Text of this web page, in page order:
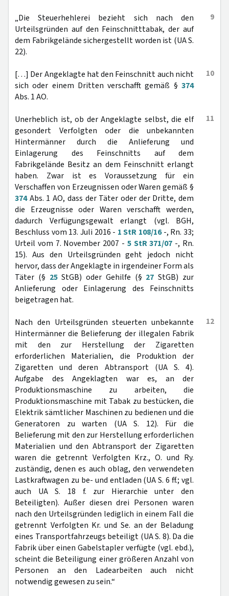
9
„Die Steuerhehlerei bezieht sich nach den
Urteilsgründen auf den Feinschnitttabak, der auf
dem Fabrikgelände sichergestellt worden ist (UA S.
22).
10
[…] Der Angeklagte hat den Feinschnitt auch nicht
sich oder einem Dritten verschafft gemäß § 374
Abs. 1 AO.
11
Unerheblich ist, ob der Angeklagte selbst, die elf
gesondert Verfolgten oder die unbekannten
Hintermänner durch die Anlieferung und
Einlagerung des Feinschnitts auf dem
Fabrikgelände Besitz an dem Feinschnitt erlangt
haben. Zwar ist es Voraussetzung für ein
Verschaffen von Erzeugnissen oder Waren gemäß §
374Abs. 1 AO, dass der Täter oder der Dritte, dem
die Erzeugnisse oder Waren verschafft werden,
dadurch Verfügungsgewalt erlangt (vgl. BGH,
Beschluss vom 13. Juli 2016 - 1 StR 108/16-, Rn. 33;
Urteil vom 7. November 2007 - 5 StR 371/07 -, Rn.
15). Aus den Urteilsgründen geht jedoch nicht
hervor, dass der Angeklagte in irgendeiner Form als
Täter (§ 25StGB) oder Gehilfe (§ 27 StGB) zur
Anlieferung oder Einlagerung des Feinschnitts
beigetragen hat.
12
Nach den Urteilsgründen steuerten unbekannte
Hintermänner die Belieferung der illegalen Fabrik
mit den zur Herstellung der Zigaretten
erforderlichen Materialien, die Produktion der
Zigaretten und deren Abtransport (UA S. 4).
Aufgabe des Angeklagten war es, an der
Produktionsmaschine zu arbeiten, die
Produktionsmaschine mit Tabak zu bestücken, die
Elektrik sämtlicher Maschinen zu bedienen und die
Generatoren zu warten (UA S. 12). Für die
Belieferung mit den zur Herstellung erforderlichen
Materialien und den Abtransport der Zigaretten
waren die getrennt Verfolgten Krz., O. und Ry.
zuständig, denen es auch oblag, den verwendeten
Lastkraftwagen zu be- und entladen (UA S. 6 ff.; vgl.
auch UA S. 18 f. zur Hierarchie unter den
Beteiligten). Außer diesen drei Personen waren
nach den Urteilsgründen lediglich in einem Fall die
getrennt Verfolgten Kr. und Se. an der Beladung
eines Transportfahrzeugs beteiligt (UA S. 8). Da die
Fabrik über einen Gabelstapler verfügte (vgl. ebd.),
scheint die Beteiligung einer größeren Anzahl von
Personen an den Ladearbeiten auch nicht
notwendig gewesen zu sein.“